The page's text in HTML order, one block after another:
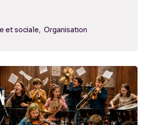
et sociale
Organisation